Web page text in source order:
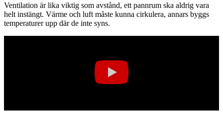
Ventilation är lika viktig som avstånd, ett pannrum ska aldrig vara
helt instängt. Värme och luft måste kunna cirkulera, annars byggs
temperaturer upp där de inte syns.